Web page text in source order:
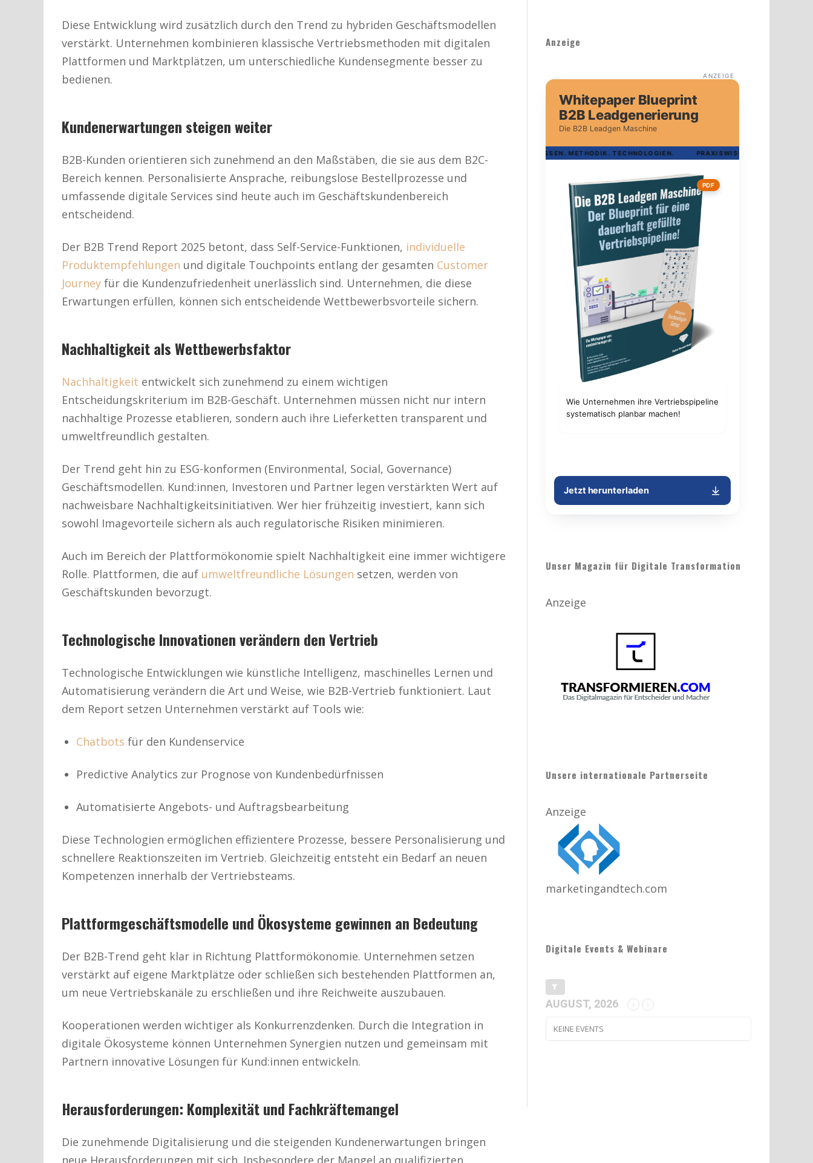
Diese Entwicklung wird zusätzlich durch den Trend zu hybriden Geschäftsmodellen
verstärkt. Unternehmen kombinieren klassische Vertriebsmethoden mit digitalen
Plattformen und Marktplätzen, um unterschiedliche Kundensegmente besser zu
bedienen.
Kundenerwartungen steigen weiter
B2B-Kunden orientieren sich zunehmend an den Maßstäben, die sie aus dem B2C-
Bereich kennen. Personalisierte Ansprache, reibungslose Bestellprozesse und
umfassende digitale Services sind heute auch im Geschäftskundenbereich
entscheidend.
Der B2B Trend Report 2025 betont, dass Self-Service-Funktionen, individuelle
Produktempfehlungen und digitale Touchpoints entlang der gesamten Customer
Journey für die Kundenzufriedenheit unerlässlich sind. Unternehmen, die diese
Erwartungen erfüllen, können sich entscheidende Wettbewerbsvorteile sichern.
Nachhaltigkeit als Wettbewerbsfaktor
Nachhaltigkeit entwickelt sich zunehmend zu einem wichtigen
Entscheidungskriterium im B2B-Geschäft. Unternehmen müssen nicht nur intern
nachhaltige Prozesse etablieren, sondern auch ihre Lieferketten transparent und
umweltfreundlich gestalten.
Der Trend geht hin zu ESG-konformen (Environmental, Social, Governance)
Geschäftsmodellen. Kund:innen, Investoren und Partner legen verstärkten Wert auf
nachweisbare Nachhaltigkeitsinitiativen. Wer hier frühzeitig investiert, kann sich
sowohl Imagevorteile sichern als auch regulatorische Risiken minimieren.
Auch im Bereich der Plattformökonomie spielt Nachhaltigkeit eine immer wichtigere
Rolle. Plattformen, die auf umweltfreundliche Lösungen setzen, werden von
Geschäftskunden bevorzugt.
Technologische Innovationen verändern den Vertrieb
Technologische Entwicklungen wie künstliche Intelligenz, maschinelles Lernen und
Automatisierung verändern die Art und Weise, wie B2B-Vertrieb funktioniert. Laut
dem Report setzen Unternehmen verstärkt auf Tools wie:
Chatbots für den Kundenservice
Predictive Analytics zur Prognose von Kundenbedürfnissen
Automatisierte Angebots- und Auftragsbearbeitung
Diese Technologien ermöglichen effizientere Prozesse, bessere Personalisierung und
schnellere Reaktionszeiten im Vertrieb. Gleichzeitig entsteht ein Bedarf an neuen
Kompetenzen innerhalb der Vertriebsteams.
Plattformgeschäftsmodelle und Ökosysteme gewinnen an Bedeutung
Der B2B-Trend geht klar in Richtung Plattformökonomie. Unternehmen setzen
verstärkt auf eigene Marktplätze oder schließen sich bestehenden Plattformen an,
um neue Vertriebskanäle zu erschließen und ihre Reichweite auszubauen.
Kooperationen werden wichtiger als Konkurrenzdenken. Durch die Integration in
digitale Ökosysteme können Unternehmen Synergien nutzen und gemeinsam mit
Partnern innovative Lösungen für Kund:innen entwickeln.
Herausforderungen: Komplexität und Fachkräftemangel
Die zunehmende Digitalisierung und die steigenden Kundenerwartungen bringen
neue Herausforderungen mit sich. Insbesondere der Mangel an qualifizierten
Anzeige
Unser Magazin für Digitale Transformation
Anzeige
Unsere internationale Partnerseite
Anzeige
marketingandtech.com
Digitale Events & Webinare
AUGUST, 2026
KEINE EVENTS